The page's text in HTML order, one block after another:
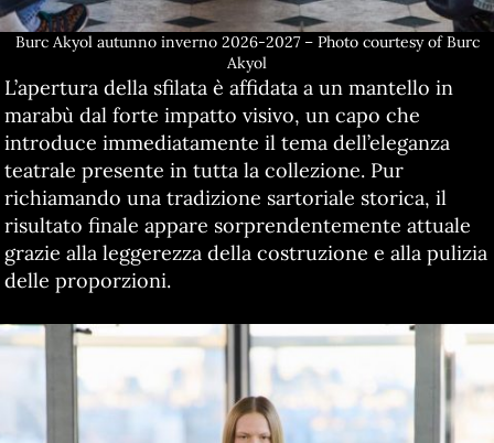
Burc Akyol autunno inverno 2026-2027 – Photo courtesy of Burc
Akyol
L’apertura della sfilata è affidata a un mantello in
marabù dal forte impatto visivo, un capo che
introduce immediatamente il tema dell’eleganza
teatrale presente in tutta la collezione. Pur
richiamando una tradizione sartoriale storica, il
risultato finale appare sorprendentemente attuale
grazie alla leggerezza della costruzione e alla pulizia
delle proporzioni.